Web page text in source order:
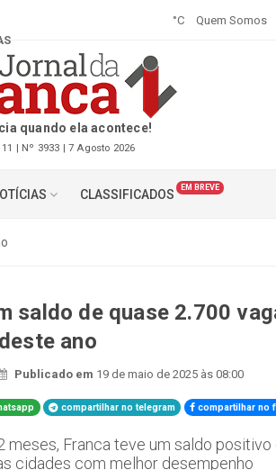
ENVIE NOTÍCIAS
quando ela acontece!
| Nº 3933 | 7 Agosto 2026
CLASSIFICADOS EM BREVE
saldo de quase 2.700
ano
Publicado em 19 de maio de 2025 às 08:00
compartilhar no telegram compartilhar no
meses, Franca teve um saldo
cidades com melhor desempenho